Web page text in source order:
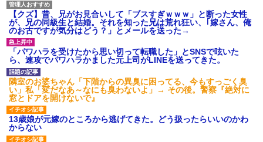
され彼氏が逆切れ。「何クラク
ション鳴らしてんだ！降りてこ
いよ！」と怒鳴りだし...
【衝撃】報酬100万円超の治験
募集がこちらｗｗｗｗｗ(※画像
あり)
【ネット騒然】惨殺されたタ
ワマン頂き女子のこの動画、す
げえええええｗｗｗｗｗｗｗｗ
ｗｗｗ
【愕然】白のクラウン俺氏、
高速道路左車線を制限速度で走
った結果wwwwwwwwwwww
百年の恋12-899 食べた量を
張り合ってくる
【クズ】昔、兄がお見合いして「ブスすぎｗｗｗ」と断った女性
が、兄の同級生と結婚。それを知った兄は荒れ狂い、｢嫁さん、俺
のお古ですが気分はどう？」とメールを送った→
「パワハラを受けたから思い切って転職した」とSNSで呟いた
ら、速攻でパワハラかました元上司がLINEを送ってきた。
隣室のお婆ちゃん「下階からの異臭に困ってる、今もすっごく臭
い」私「変だなあ～なにも臭わないよ」→ その後。警察『絶対に
窓とドアを開けないで』
13歳娘が元嫁のところから逃げてきた。どう扱ったらいいのかわ
からない